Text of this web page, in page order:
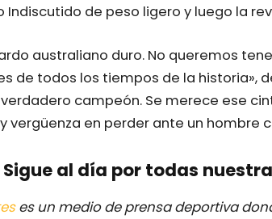
Indiscutido de peso ligero y luego la
australiano duro. No queremos
de todos los tiempos de la historia»,
verdadero campeón. Se merece ese
vergüenza en perder ante un hombre
Sigue al día por todas
es un medio de prensa deportiva